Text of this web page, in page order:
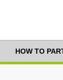
HOW TO